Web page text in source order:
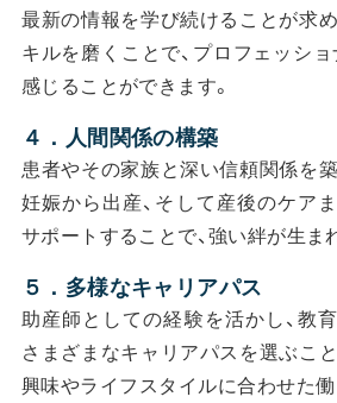
最新の情報を学び続けることが求
キルを磨くことで、プロフェッシ
感じることができます。
４．人間関係の構築
患者やその家族と深い信頼関係を
妊娠から出産、そして産後のケア
サポートすることで、強い絆が生ま
５．多様なキャリアパス
助産師としての経験を活かし、教
さまざまなキャリアパスを選ぶこ
興味やライフスタイルに合わせた